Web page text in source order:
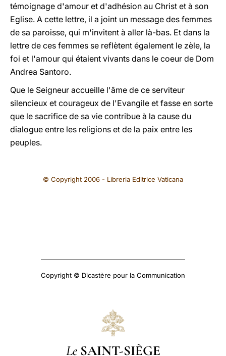
témoignage d'amour et d'adhésion au Christ et à son
Eglise. A cette lettre, il a joint un message des femmes
de sa paroisse, qui m'invitent à aller là-bas. Et dans la
lettre de ces femmes se reflètent également le zèle, la
foi et l'amour qui étaient vivants dans le coeur de Dom
Andrea Santoro.
Que le Seigneur accueille l'âme de ce serviteur
silencieux et courageux de l'Evangile et fasse en sorte
que le sacrifice de sa vie contribue à la cause du
dialogue entre les religions et de la paix entre les
peuples.
© Copyright 2006 - Libreria Editrice Vaticana
Copyright © Dicastère pour la Communication
Le SAINT-SIÈGE